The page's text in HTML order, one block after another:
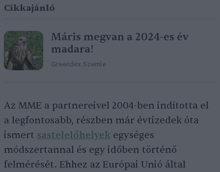
Cikkajánló
Máris megvan a 2024-es év
madara!
Greendex Szemle
Az MME a partnereivel 2004-ben indította el
a legfontosabb, részben már évtizedek óta
ismert sastelelőhelyek egységes
módszertannal és egy időben történő
felmérését. Ehhez az Európai Unió által